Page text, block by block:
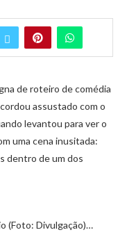
de roteiro de comédia
assustado com o
levantou para ver o
uma cena inusitada:
dentro de um dos
(Foto: Divulgação)…